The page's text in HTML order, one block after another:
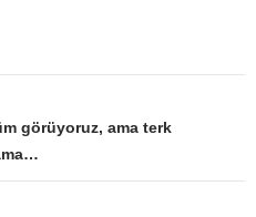
görüyoruz, ama terk